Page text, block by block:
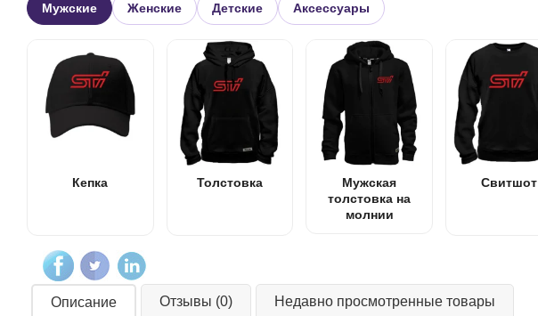
Мужские Женские Детские Аксессуары
Кепка Толстовка
Мужская
толстовка на
молнии
Свитшот
Описание Отзывы (0) Недавно просмотренные товары